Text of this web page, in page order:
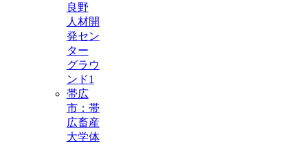
良野
人材開
発セン
ター
グラウ
ンド1
帯広
市：帯
広畜産
大学体